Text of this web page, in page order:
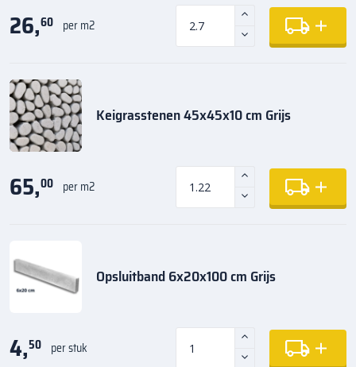
26,60 per m2
Keigrasstenen 45x45x10 cm Grijs
65,00 per m2
Opsluitband 6x20x100 cm Grijs
4,50 per stuk